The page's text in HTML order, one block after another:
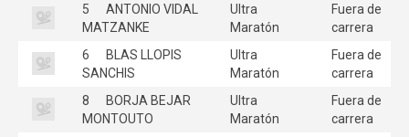
5
ANTONIO VIDAL
MATZANKE
Ultra
Maratón
Fuera de
carrera
6
BLAS LLOPIS
SANCHIS
Ultra
Maratón
Fuera de
carrera
8
BORJA BEJAR
MONTOUTO
Ultra
Maratón
Fuera de
carrera